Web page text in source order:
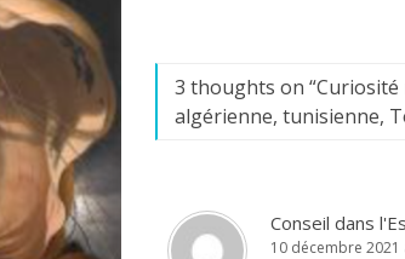
3 thoughts on “Curiosité
algérienne, tunisienne,
Conseil dans
10 décembre 2021